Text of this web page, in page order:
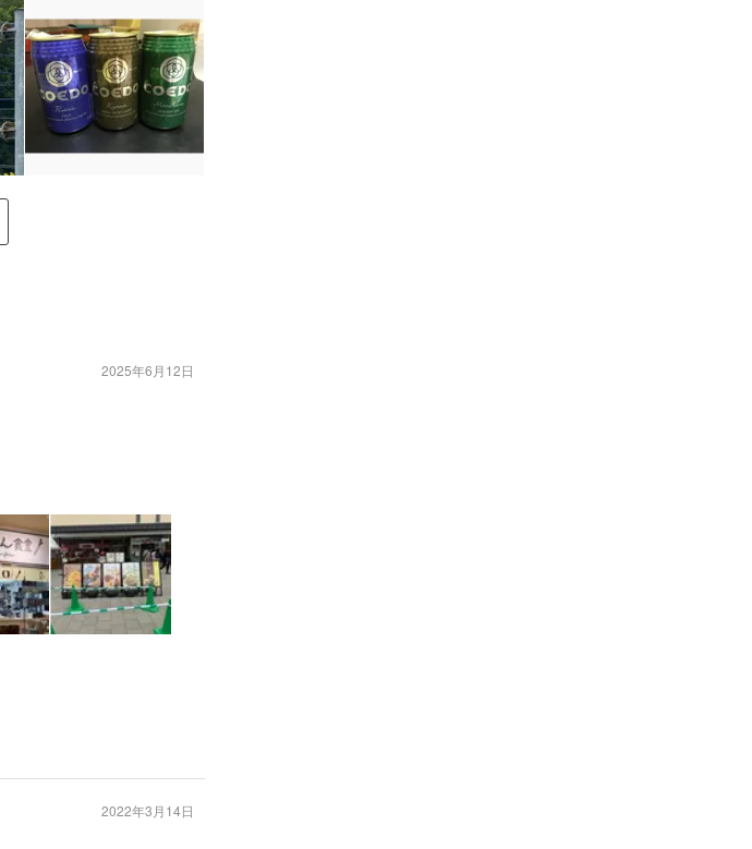
2025年6月12日
2022年3月14日